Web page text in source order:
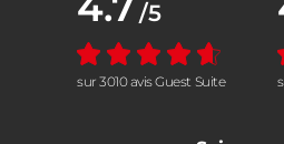
/5
sur 3010 avis Guest Suite